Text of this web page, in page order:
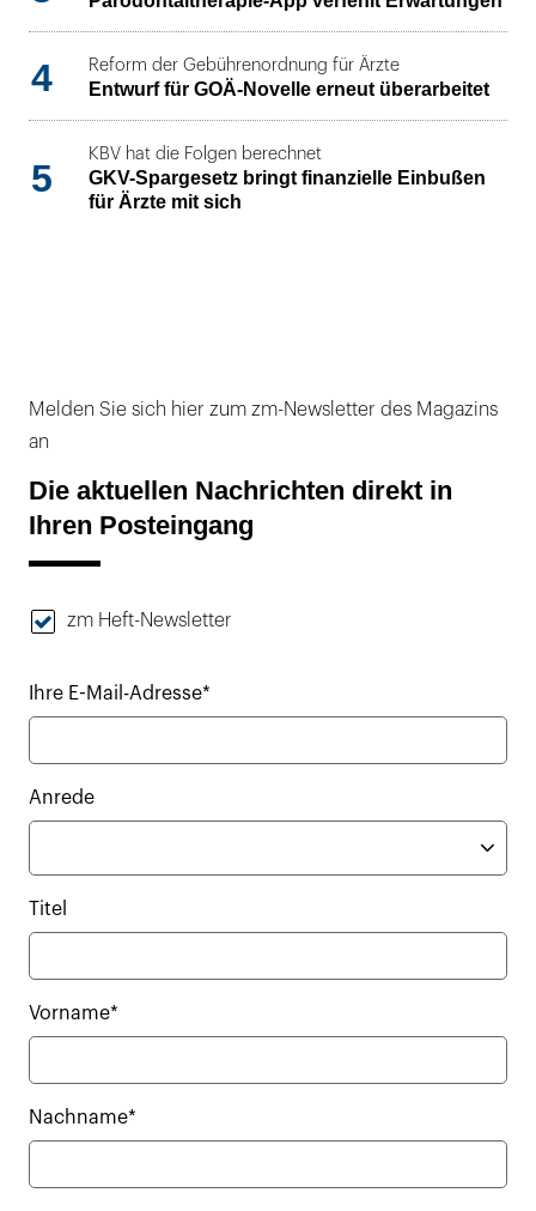
4 Reform der Gebührenordnung für Ärzte
Entwurf für GOÄ-Novelle erneut überarbeitet
5
KBV hat die Folgen berechnet
GKV-Spargesetz bringt finanzielle Einbußen
für Ärzte mit sich
Melden Sie sich hier zum zm-Newsletter des Magazins
an
Die aktuellen Nachrichten direkt in
Ihren Posteingang
zm Heft-Newsletter
Ihre E-Mail-Adresse*
Anrede
Titel
Vorname*
Nachname*